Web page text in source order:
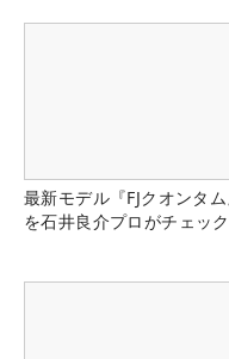
最新モデル『FJクオンタム
を石井良介プロがチェック